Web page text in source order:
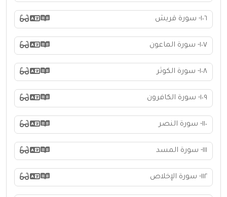
١٠٦- سورة قريش
١٠٧- سورة الماعون
١٠٨- سورة الكوثر
١٠٩- سورة الكافرون
١١٠- سورة النصر
١١١- سورة المسد
١١٢- سورة الإخلاص